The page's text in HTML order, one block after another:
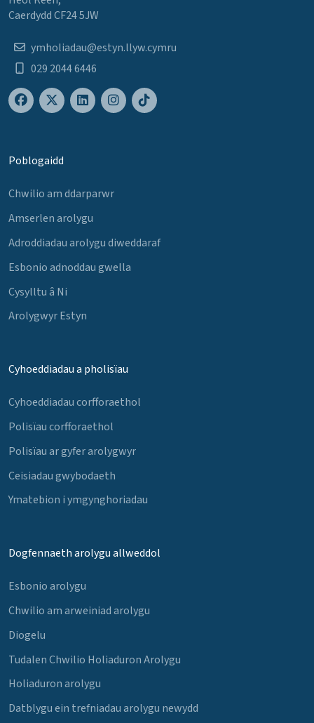
Caerdydd CF24 5JW
ymholiadau@estyn.llyw.cymru
029 2044 6446
Poblogaidd
Chwilio am ddarparwr
Amserlen arolygu
Adroddiadau arolygu diweddaraf
Esbonio adnoddau gwella
Cysylltu â Ni
Arolygwyr Estyn
Cyhoeddiadau a pholisïau
Cyhoeddiadau corfforaethol
Polisïau corfforaethol
Polisïau ar gyfer arolygwyr
Ceisiadau gwybodaeth
Ymatebion i ymgynghoriadau
Dogfennaeth arolygu allweddol
Esbonio arolygu
Chwilio am arweiniad arolygu
Diogelu
Tudalen Chwilio Holiaduron Arolygu
Holiaduron arolygu
Datblygu ein trefniadau arolygu newydd